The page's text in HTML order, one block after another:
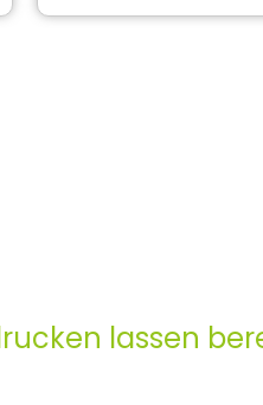
lassen